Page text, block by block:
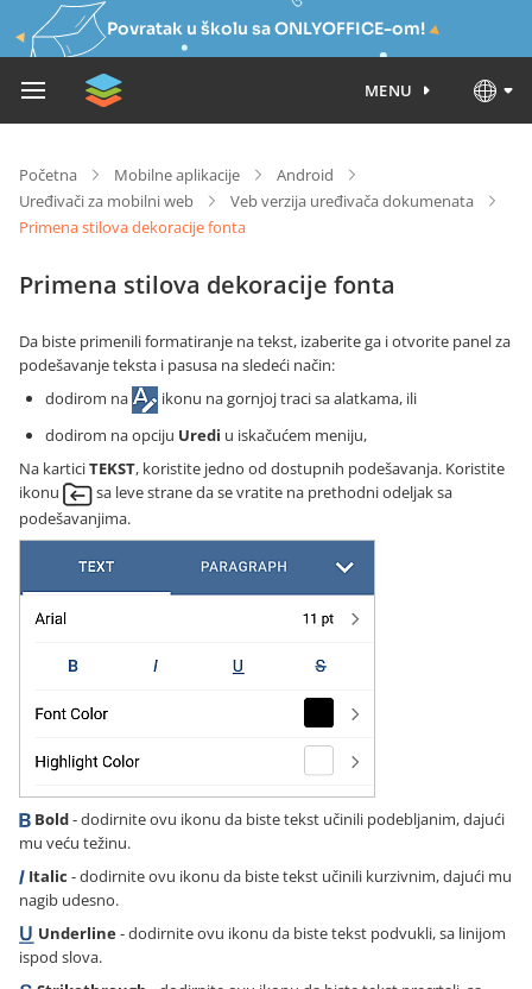
Povratak u školu sa ONLYOFFICE-om!
MENU
Početna Mobilne aplikacije
Android
Uređivači za mobilni web
Veb verzija uređivača dokumenata
Primena stilova dekoracije fonta
Primena stilova dekoracije fonta
Da biste primenili formatiranje na tekst, izaberite ga i otvorite panel za
podešavanje teksta i pasusa na sledeći način:
dodirom na
ikonu na gornjoj traci sa alatkama, ili
dodirom na opciju Uredi u iskačućem meniju,
Na karticiTEKST, koristite jedno od dostupnih podešavanja. Koristite
ikonu
sa leve strane da se vratite na prethodni odeljak sa
podešavanjima.
Bold- dodirnite ovu ikonu da biste tekst učinili podebljanim, dajući
mu veću težinu.
Italic - dodirnite ovu ikonu da biste tekst učinili kurzivnim, dajući mu
nagib udesno.
Underline- dodirnite ovu ikonu da biste tekst podvukli, sa linijom
ispod slova.